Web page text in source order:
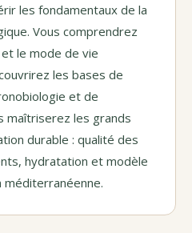
les fondamentaux de la
Vous comprendrez
le mode de vie
les bases de
et de
maîtriserez les grands
durable : qualité des
hydratation et modèle
méditerranéenne.